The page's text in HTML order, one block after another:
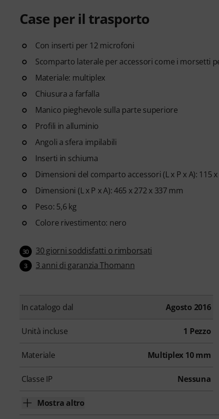
Case per il trasporto
Con inserti per 12 microfoni
Scomparto laterale per accessori come i morsetti
Materiale: multiplex
Chiusura a farfalla
Manico pieghevole sulla parte superiore
Profili in alluminio
Angoli a sfera impilabili
Inserti in schiuma
Dimensioni del comparto accessori (L x P x A): 115
Dimensioni (L x P x A): 465 x 272 x 337 mm
Peso: 5,6 kg
Colore rivestimento: nero
30 30 giorni soddisfatti o rimborsati
3 3 anni di garanzia Thomann
In catalogo dal Agosto 2016
Unità incluse 1 Pezzo
Materiale Multiplex 10 mm
Classe IP Nessuna
Mostra altro